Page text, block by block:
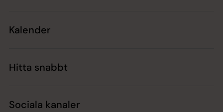
Kalender
Hitta snabbt
Sociala kanaler